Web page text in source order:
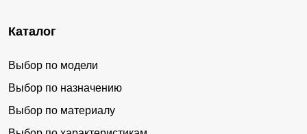
Каталог
Выбор по модели
Выбор по назначению
Выбор по материалу